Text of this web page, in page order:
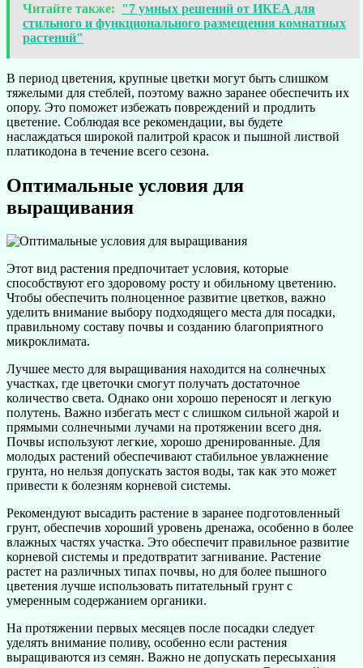
Читайте также: "7 умных решений от ИКЕА для
стильного и функционального размещения комнатных
растений"
В период цветения, крупные цветки могут быть слишком
тяжелыми для стеблей, поэтому важно заранее обеспечить их
опору. Это поможет избежать повреждений и продлить
цветение. Соблюдая все рекомендации, вы будете
наслаждаться широкой палитрой красок и пышной листвой
платикодона в течение всего сезона.
Оптимальные условия для
выращивания
Этот вид растения предпочитает условия, которые
способствуют его здоровому росту и обильному цветению.
Чтобы обеспечить полноценное развитие цветков, важно
уделить внимание выбору подходящего места для посадки,
правильному составу почвы и созданию благоприятного
микроклимата.
Лучшее место для выращивания находится на солнечных
участках, где цветочки смогут получать достаточное
количество света. Однако они хорошо переносят и легкую
полутень. Важно избегать мест с слишком сильной жарой и
прямыми солнечными лучами на протяжении всего дня.
Почвы используют легкие, хорошо дренированные. Для
молодых растений обеспечивают стабильное увлажнение
грунта, но нельзя допускать застоя воды, так как это может
привести к болезням корневой системы.
Рекомендуют высадить растение в заранее подготовленный
грунт, обеспечив хороший уровень дренажа, особенно в более
влажных частях участка. Это обеспечит правильное развитие
корневой системы и предотвратит загнивание. Растение
растет на различных типах почвы, но для более пышного
цветения лучше использовать питательный грунт с
умеренным содержанием органики.
На протяжении первых месяцев после посадки следует
уделять внимание поливу, особенно если растения
выращиваются из семян. Важно не допускать пересыхания